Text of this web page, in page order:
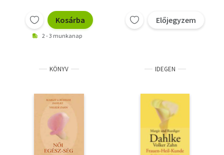
Kosárba
2 - 3 munkanap
Előjegyzem
KÖNYV IDEGEN